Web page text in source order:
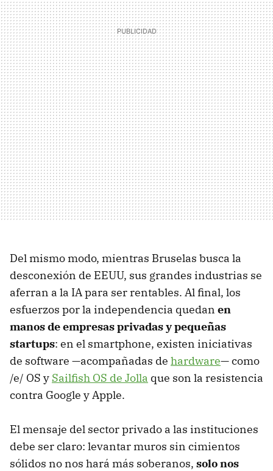
Del mismo modo, mientras Bruselas busca la
desconexión de EEUU, sus grandes industrias se
aferran a la IA para ser rentables. Al final, los
esfuerzos por la independencia quedan en
manos de empresas privadas y pequeñas
startups: en el smartphone, existen iniciativas
de software —acompañadas de hardware— como
/e/ OS y Sailfish OS de Jolla que son la resistencia
contra Google y Apple.
El mensaje del sector privado a las instituciones
debe ser claro: levantar muros sin cimientos
sólidos no nos hará más soberanos, solo nos